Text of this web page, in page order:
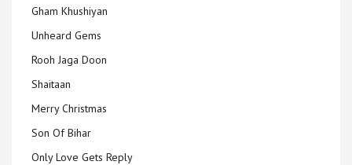
Gham Khushiyan
Unheard Gems
Rooh Jaga Doon
Shaitaan
Merry Christmas
Son Of Bihar
Only Love Gets Reply